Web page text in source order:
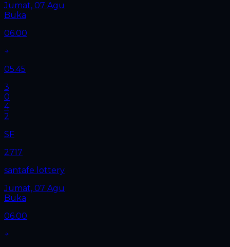
Jumat, 07 Agu
Buka
06.00
05.45
3
0
4
2
SF
2717
santafe lottery
Jumat, 07 Agu
Buka
06.00